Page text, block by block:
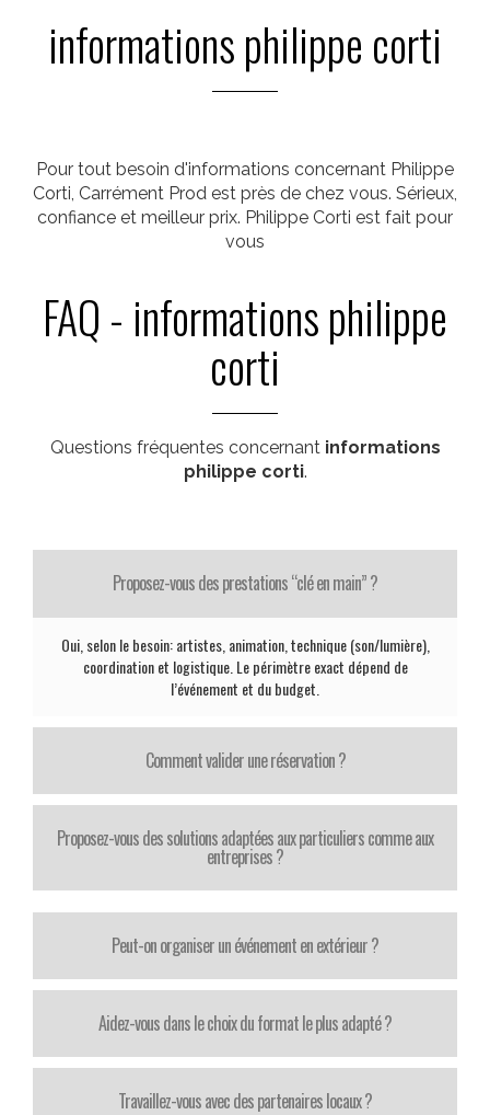
informations philippe corti
Pour tout besoin d'informations concernant Philippe
Corti, Carrément Prod est près de chez vous. Sérieux,
confiance et meilleur prix. Philippe Corti est fait pour
vous
FAQ - informations philippe
corti
Questions fréquentes concernant informations
philippe corti.
Proposez-vous des prestations “clé en main” ?
Oui, selon le besoin: artistes, animation, technique (son/lumière),
coordination et logistique. Le périmètre exact dépend de
l’événement et du budget.
Comment valider une réservation ?
Proposez-vous des solutions adaptées aux particuliers comme aux
entreprises ?
Peut-on organiser un événement en extérieur ?
Aidez-vous dans le choix du format le plus adapté ?
Travaillez-vous avec des partenaires locaux ?